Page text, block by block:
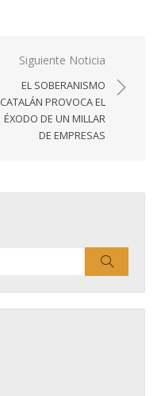
Siguiente Noticia
EL SOBERANISMO
CATALÁN PROVOCA EL
ÉXODO DE UN MILLAR
DE EMPRESAS